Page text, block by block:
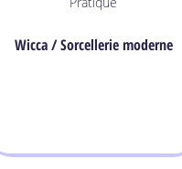
Wicca / Sorcellerie moderne